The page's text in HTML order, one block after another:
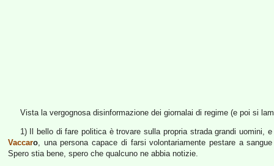
Vista la vergognosa disinformazione dei giornalai di regime (e poi si
1) Il bello di fare politica è trovare sulla propria strada grandi uomini,
Vaccaro, una persona capace di farsi volontariamente pestare a
Spero stia bene, spero che qualcuno ne abbia notizie.